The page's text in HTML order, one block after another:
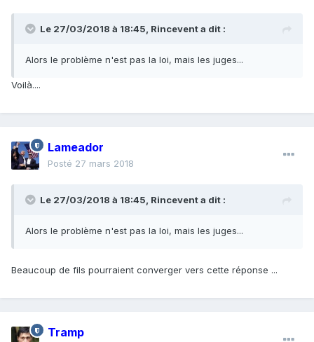
Le 27/03/2018 à 18:45, Rinceventa dit :
Alors le problème n'est pas la loi, mais les juges...
Voilà....
Lameador
Posté 27 mars 2018
Le 27/03/2018 à 18:45, Rinceventa dit :
Alors le problème n'est pas la loi, mais les juges...
Beaucoup de fils pourraient converger vers cette réponse ...
Tramp